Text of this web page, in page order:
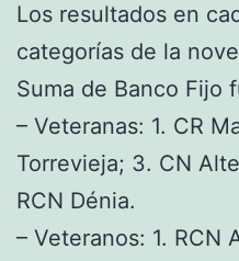
Los resultados en
categorías de la
Suma de Banco Fijo
– Veteranas: 1. CR
Torrevieja; 3. CN
RCN Dénia.
– Veteranos: 1. RCN